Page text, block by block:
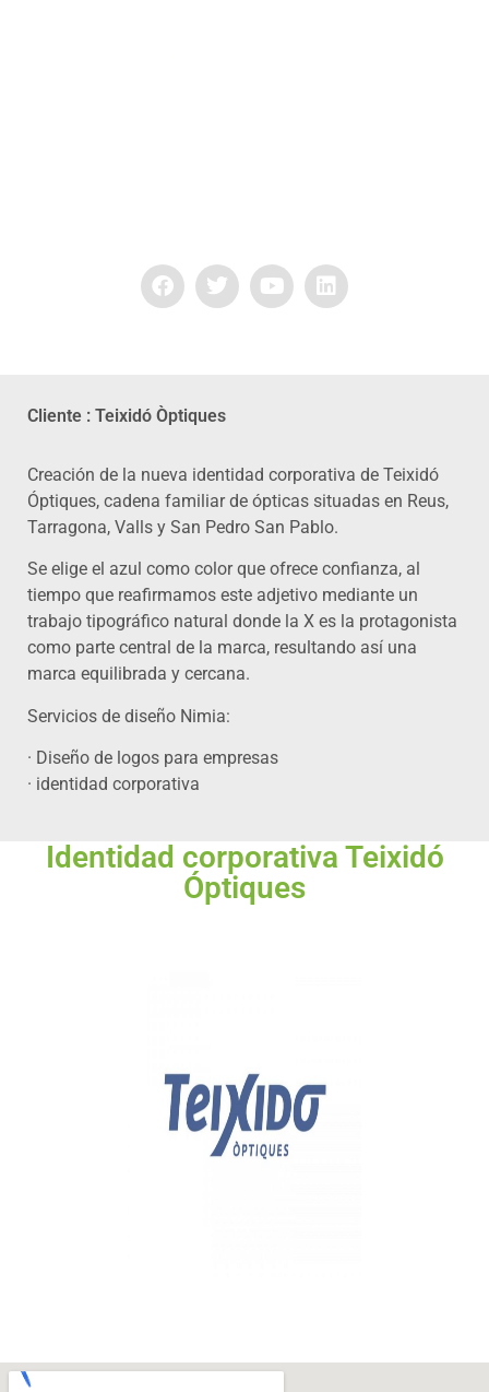
Cliente : Teixidó Òptiques
Creación de la nueva identidad corporativa de Teixidó
Óptiques, cadena familiar de ópticas situadas en Reus,
Tarragona, Valls y San Pedro San Pablo.
Se elige el azul como color que ofrece confianza, al
tiempo que reafirmamos este adjetivo mediante un
trabajo tipográfico natural donde la X es la protagonista
como parte central de la marca, resultando así una
marca equilibrada y cercana.
Servicios de diseño Nimia:
· Diseño de logos para empresas
· identidad corporativa
Identidad corporativa Teixidó
Óptiques